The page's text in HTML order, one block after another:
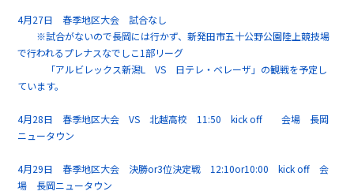
4月27日 春季地区大会 試合なし
※試合がないので長岡には行かず、新発田市五十公野公園陸上競技場
で行われるプレナスなでしこ1部リーグ
「アルビレックス新潟L VS 日テレ・ベレーザ」の観戦を予定し
ています。
4月28日 春季地区大会 VS 北越高校 11:50 kick off 会場 長岡
ニュータウン
4月29日 春季地区大会 決勝or3位決定戦 12:10or10:00 kick off 会
場 長岡ニュータウン